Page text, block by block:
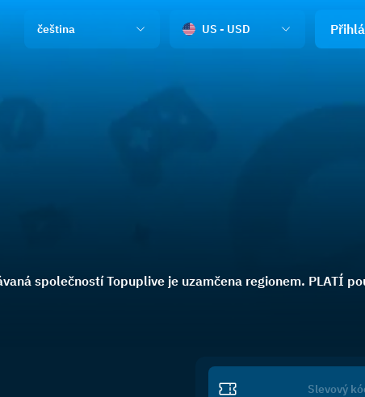
čeština US - USD
společností Topuplive je uzamčena regionem. PLATÍ